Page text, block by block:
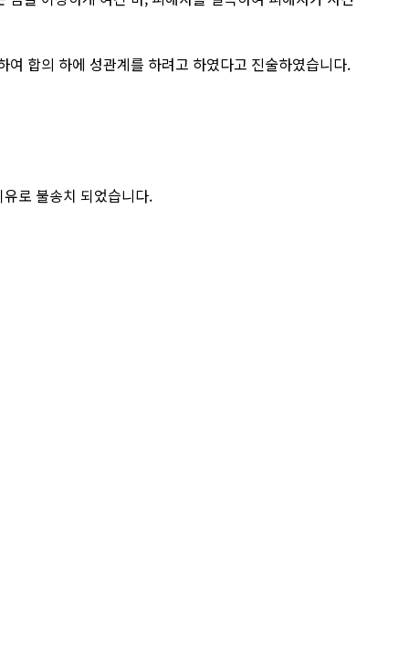
합의 하에 성관계를 하려고 하였다고 진술하였습니다.
로 불송치 되었습니다.